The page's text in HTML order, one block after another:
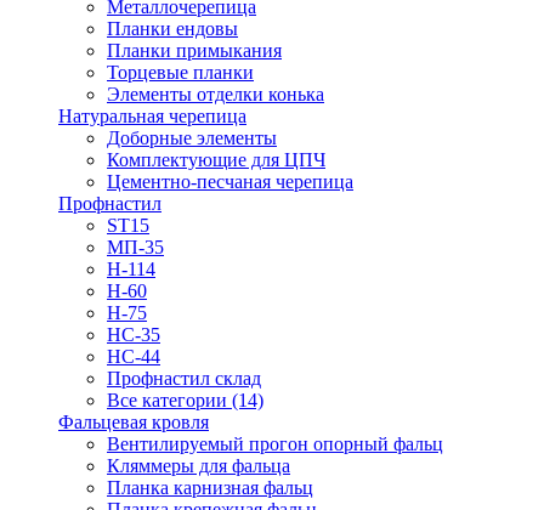
Металлочерепица
Планки ендовы
Планки примыкания
Торцевые планки
Элементы отделки конька
Натуральная черепица
Доборные элементы
Комплектующие для ЦПЧ
Цементно-песчаная черепица
Профнастил
ST15
МП-35
Н-114
Н-60
Н-75
НС-35
НС-44
Профнастил склад
Все категории (14)
Фальцевая кровля
Вентилируемый прогон опорный фальц
Кляммеры для фальца
Планка карнизная фальц